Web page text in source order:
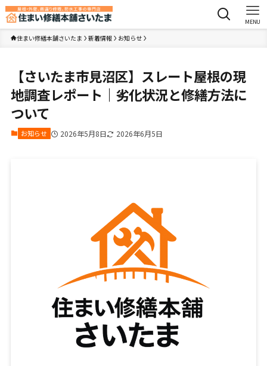
MENU
住まい修繕本舗さいたま 新着情報 お知らせ
【さいたま市見沼区】スレート屋根の現
地調査レポート｜劣化状況と修繕方法に
ついて
お知らせ 2026年5月8日 2026年6月5日